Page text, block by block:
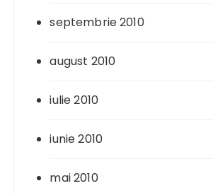
septembrie 2010
august 2010
iulie 2010
iunie 2010
mai 2010